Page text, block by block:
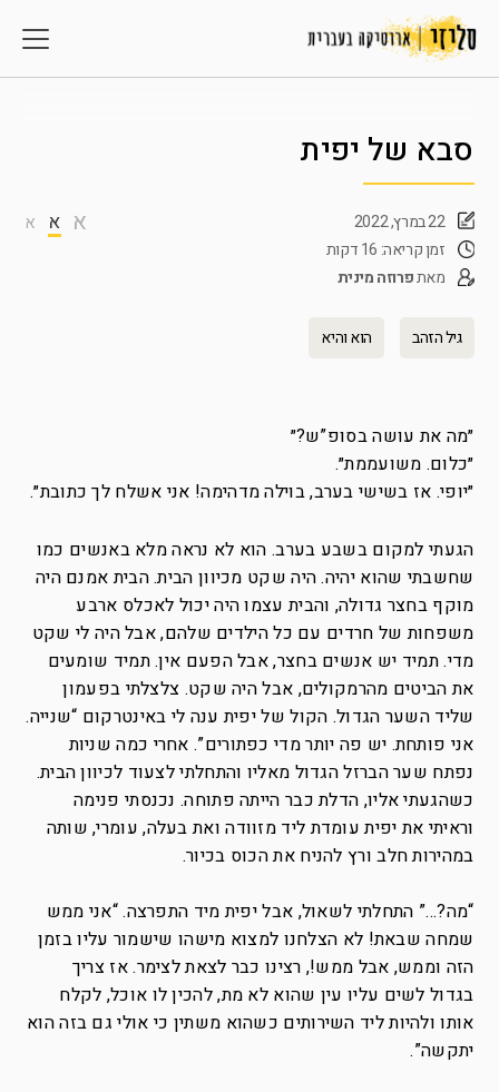
סבא של יפית
א א א
22 במרץ, 2022
זמן קריאה: 16 דקות
מאתפרוזה מינית
גיל הזהב הוא והיא
״מה את עושה בסופ”ש?״
״כלום. משועממת״.
״יופי. אז בשישי בערב, בוילה מדהימה! אני אשלח לך כתובת״.
הגעתי למקום בשבע בערב. הוא לא נראה מלא באנשים כמו
שחשבתי שהוא יהיה. היה שקט מכיוון הבית. הבית אמנם היה
מוקף בחצר גדולה, והבית עצמו היה יכול לאכלס ארבע
משפחות של חרדים עם כל הילדים שלהם, אבל היה לי שקט
מדי. תמיד יש אנשים בחצר, אבל הפעם אין. תמיד שומעים
את הביטים מהרמקולים, אבל היה שקט. צלצלתי בפעמון
שליד השער הגדול. הקול של יפית ענה לי באינטרקום “שנייה.
אני פותחת. יש פה יותר מדי כפתורים”. אחרי כמה שניות
נפתח שער הברזל הגדול מאליו והתחלתי לצעוד לכיוון הבית.
כשהגעתי אליו, הדלת כבר הייתה פתוחה. נכנסתי פנימה
וראיתי את יפית עומדת ליד מזוודה ואת בעלה, עומרי, שותה
במהירות חלב ורץ להניח את הכוס בכיור.
“מה?…” התחלתי לשאול, אבל יפית מיד התפרצה. “אני ממש
שמחה שבאת! לא הצלחנו למצוא מישהו שישמור עליו בזמן
הזה וממש, אבל ממש!, רצינו כבר לצאת לצימר. אז צריך
בגדול לשים עליו עין שהוא לא מת, להכין לו אוכל, לקלח
אותו ולהיות ליד השירותים כשהוא משתין כי אולי גם בזה הוא
יתקשה”.